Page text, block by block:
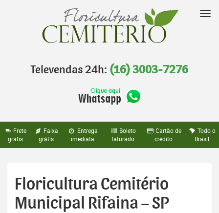
Televendas 24h: (16) 3003-7276
Frete
grátis
Faixa
grátis
Entrega
imediata
Boleto
faturado
Cartão de
crédito
Todo o
Brasil
Floricultura Cemitério
Municipal Rifaina – SP